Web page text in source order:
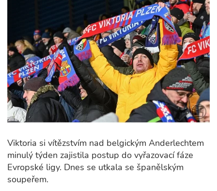
Viktoria si vítězstvím nad belgickým Anderlechtem
minulý týden zajistila postup do vyřazovací fáze
Evropské ligy. Dnes se utkala se španělským
soupeřem.